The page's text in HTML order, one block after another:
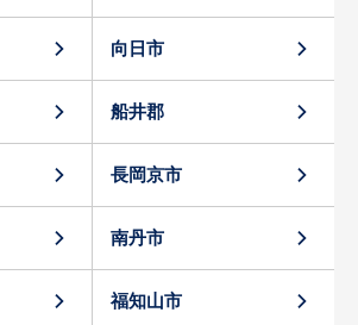
向日市
船井郡
長岡京市
南丹市
福知山市